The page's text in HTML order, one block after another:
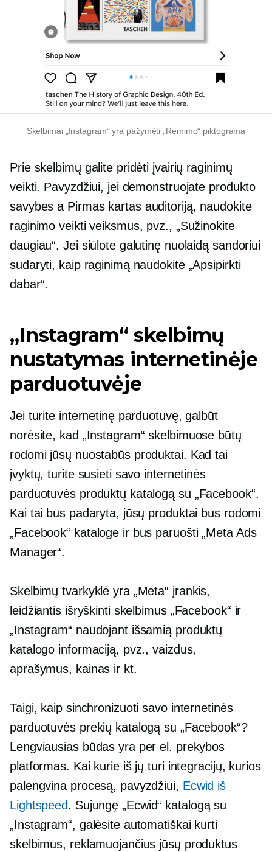
Skelbimai „Instagram“ yra pažymėti „Remimo“ piktograma
Prie skelbimų galite pridėti įvairių raginimų
veikti. Pavyzdžiui, jei demonstruojate produkto
savybes a Pirmas kartasauditoriją, naudokite
raginimo veikti veiksmus, pvz., „Sužinokite
daugiau“. Jei siūlote galutinę nuolaidą sandoriui
sudaryti, kaip raginimą naudokite „Apsipirkti
dabar“.
„Instagram“ skelbimų
nustatymas internetinėje
parduotuvėje
Jei turite internetinę parduotuvę, galbūt
norėsite, kad „Instagram“ skelbimuose būtų
rodomi jūsų nuostabūs produktai. Kad tai
įvyktų, turite susieti savo internetinės
parduotuvės produktų katalogą su „Facebook“.
Kai tai bus padaryta, jūsų produktai bus rodomi
„Facebook“ kataloge ir bus paruošti „Meta Ads
Manager“.
Skelbimų tvarkyklė yra „Meta“ įrankis,
leidžiantis išryškinti skelbimus „Facebook“ ir
„Instagram“ naudojant išsamią produktų
katalogo informaciją, pvz., vaizdus, ​​
aprašymus, kainas ir kt.
Taigi, kaip sinchronizuoti savo internetinės
parduotuvės prekių katalogą su „Facebook“?
Lengviausias būdas yra per el. prekybos
platformas. Kai kurie iš jų turi integracijų, kurios
palengvina procesą, pavyzdžiui, Ecwid iš
Lightspeed. Sujungę „Ecwid“ katalogą su
„Instagram“, galėsite automatiškai kurti
skelbimus, reklamuojančius jūsų produktus